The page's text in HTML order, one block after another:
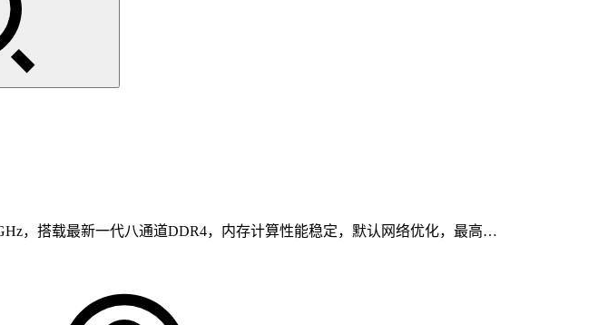
，搭载最新一代八通道DDR4，内存计算性能稳定，默认网络优化，最高…